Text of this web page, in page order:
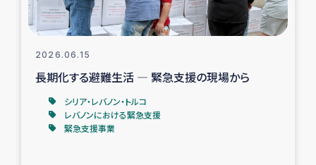
レバノンにおける緊急支援
レバノンでのシリア難民への教育支援事業
海外ルーツの市民との共生
2026.06.15
長期化する避難生活 ― 緊急支援の現場から
シリア・レバノン・トルコ
レバノンにおける緊急支援
緊急支援事業